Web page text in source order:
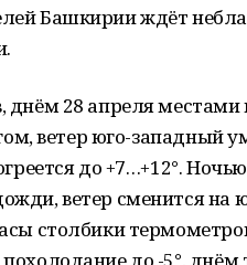
Башкирии ждёт
28 апреля
ветер юго-
до +7…+12°.
ветер сменится на
столбики